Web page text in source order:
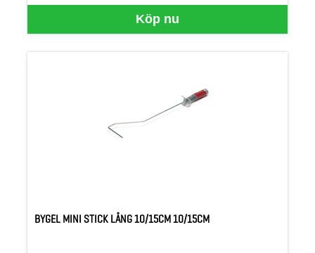
Köp nu
BYGEL MINI STICK LÅNG 10/15CM 10/15CM